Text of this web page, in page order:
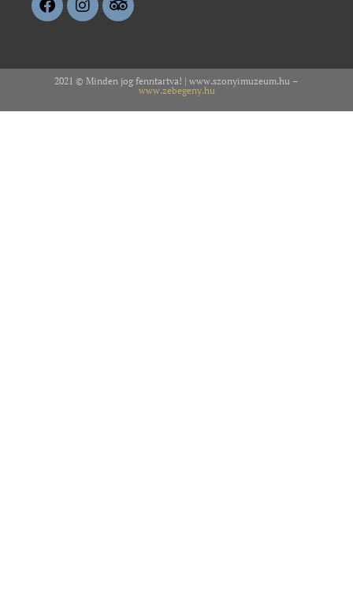
2021 © Minden jog fenntartva! | www.szonyimuzeum.hu –
www.zebegeny.hu